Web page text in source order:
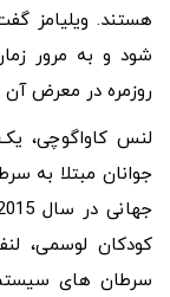
هستند. ویلیامز
شود و به مرور
روزمره در معرض آن
لنس کاواگوچی،
جوانان مبتلا به
سرطان های